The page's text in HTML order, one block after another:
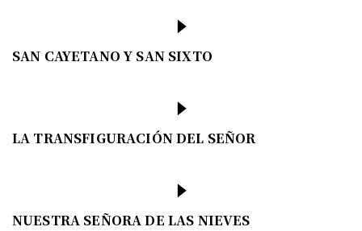
SAN CAYETANO Y SAN SIXTO
LA TRANSFIGURACIÓN DEL SEÑOR
NUESTRA SEÑORA DE LAS NIEVES